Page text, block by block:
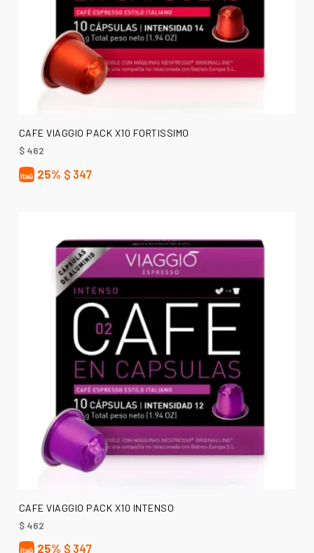
AÑADIR AL CARRITO
CAFE VIAGGIO PACK X10 FORTISSIMO
$462
25% $ 347
AÑADIR AL CARRITO
CAFE VIAGGIO PACK X10 INTENSO
$462
25% $ 347